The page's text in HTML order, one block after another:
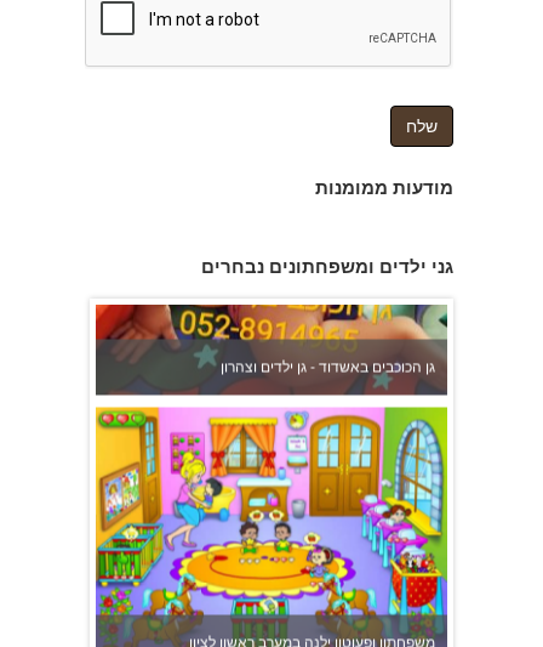
מודעות ממומנות
גני ילדים ומשפחתונים נבחרים
גן הכוכבים באשדוד - גן ילדים וצהרון
משפחתון ופעוטון ילנה במערב ראשון לציון